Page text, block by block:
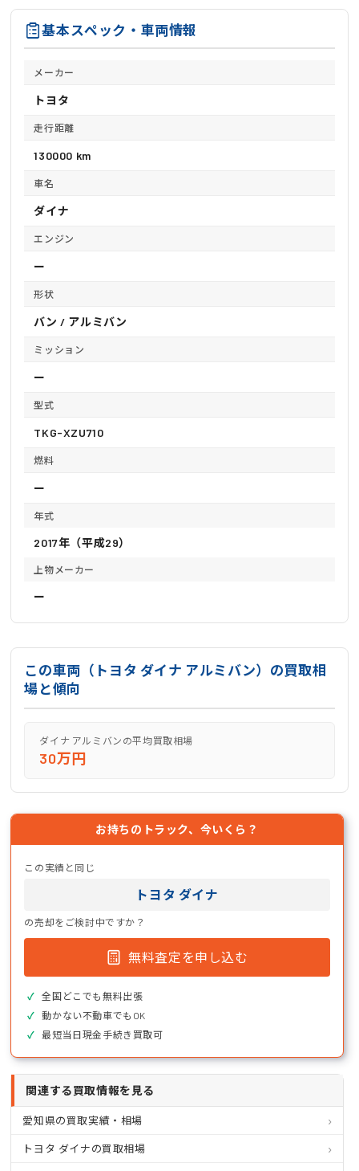
基本スペック・車両情報
メーカー
トヨタ
走行距離
130000 km
車名
ダイナ
エンジン
ー
形状
バン / アルミバン
ミッション
ー
型式
TKG-XZU710
燃料
ー
年式
2017年（平成29）
上物メーカー
ー
この車両（トヨタ ダイナ アルミバン）の買取相
場と傾向
ダイナ アルミバンの平均買取相場
30万円
お持ちのトラック、今いくら？
この実績と同じ
トヨタ ダイナ
の売却をご検討中ですか？
無料査定を申し込む
全国どこでも無料出張
動かない不動車でもOK
最短当日現金手続き買取可
関連する買取情報を見る
愛知県の買取実績・相場
トヨタ ダイナの買取相場